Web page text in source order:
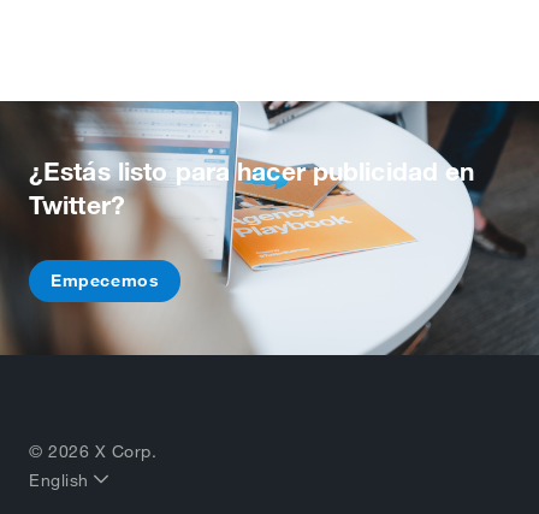
¿Estás listo para hacer publicidad en
Twitter?
Empecemos
© 2026 X Corp.
English